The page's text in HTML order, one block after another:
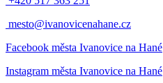
mesto@ivanovicenahane.cz
Facebook města Ivanovice na Hané
Instagram města Ivanovice na Hané